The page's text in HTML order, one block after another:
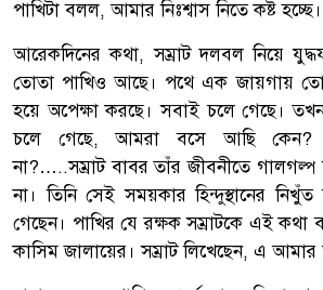
পাখিটা বলল, আমার নিঃশ্বাস নিতে কষ্ট
আরেকদিনের কথা, সম্রাট দলবল নিয়ে
তোতা পাখিও আছে। পথে এক জায়গায়
হয়ে অপেক্ষা করছে। সবাই চলে গেছে।
চলে গেছে, আমরা বসে আছি কেন?
না?…..সম্রাট বাবর তাঁর জীবনীতে
না। তিনি সেই সময়কার হিন্দুস্থানের নিখুঁত
গেছেন। পাখির যে রক্ষক সম্রাটকে এই
কাসিম জালায়ের। সম্রাট লিখেছেন, এ আমার